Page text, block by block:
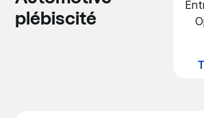
plébiscité